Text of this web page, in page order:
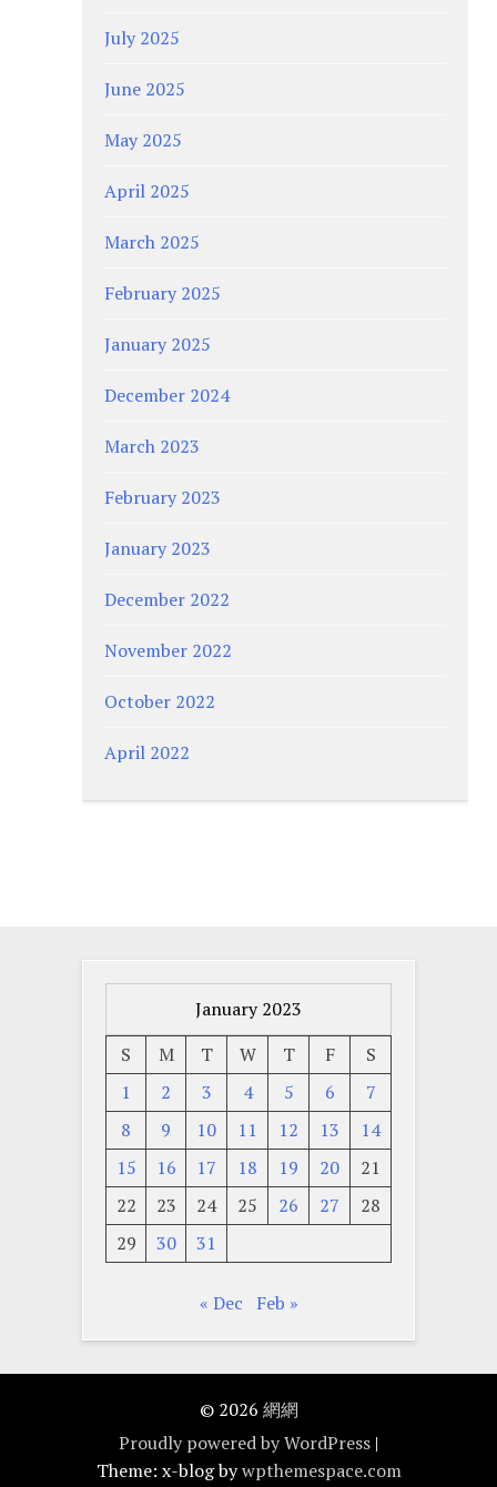
July 2025
June 2025
May 2025
April 2025
March 2025
February 2025
January 2025
December 2024
March 2023
February 2023
January 2023
December 2022
November 2022
October 2022
April 2022
January 2023
S
M T W T F
S
1
2 3 4 5 6
7
8
9 10 11 12 13
14
15
16 17 18 19 20
21
22
23 24 25 26 27
28
29
30 31
« Dec Feb »
© 2026 網網
Proudly powered by WordPress |
Theme: x-blog bywpthemespace.com